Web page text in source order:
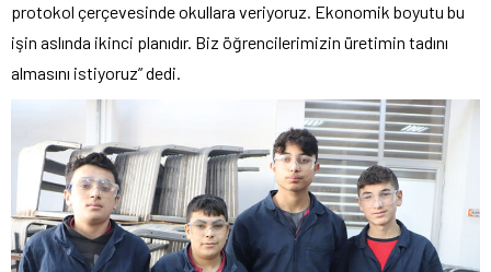
protokol çerçevesinde okullara veriyoruz. Ekonomik boyutu bu
işin aslında ikinci planıdır. Biz öğrencilerimizin üretimin tadını
almasını istiyoruz” dedi.